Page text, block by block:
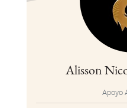
Alisson
Apoyo